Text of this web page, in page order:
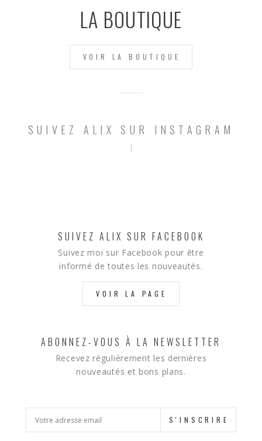
LA BOUTIQUE
VOIR LA BOUTIQUE
SUIVEZ ALIX SUR INSTAGRAM
SUIVEZ ALIX SUR FACEBOOK
Suivez moi sur Facebook pour être
informé de toutes les nouveautés.
VOIR LA PAGE
ABONNEZ-VOUS À LA NEWSLETTER
Recevez régulièrement les dernières
nouveautés et bons plans.
S'INSCRIRE